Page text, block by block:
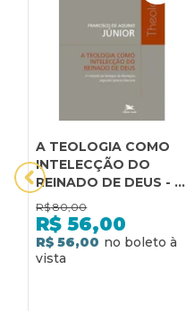
A TEOLOGIA COMO
INTELECÇÃO DO
REINADO DE DEUS - O
MÉTODO DA
TEOLOGIA DA
LIBERTAÇÃO
SEGUNDO IGNACIO
R$ 80,00
R$ 56,00
R$ 56,00